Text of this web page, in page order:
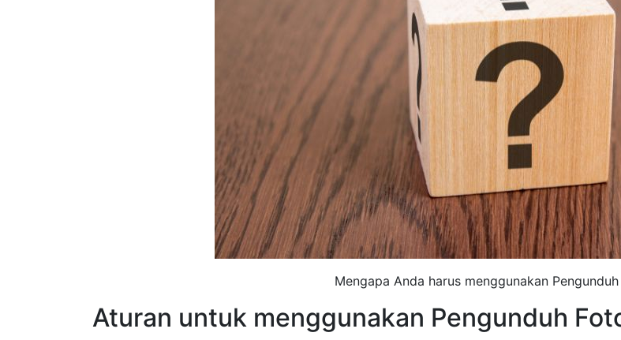
Mengapa Anda harus menggunakan
Aturan untuk menggunakan Pengunduh